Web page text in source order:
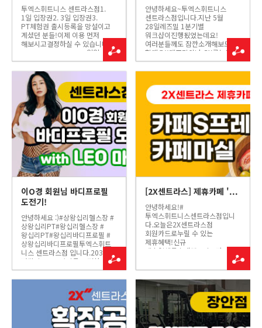
투엑스휘트니스 센트라스점1.
1일 입장권2. 3일 입장권3.
PT체험권 출시등록을 망설이고
계셨던 분들!이제 이용 먼저
해보시고결정하실 수 있습니다!--
----------------------------일일
입장권 (1회 이용권)
센트라스점의 다양한
시설과GX프로그램 모두 이용이
가능합니다!!헬스 / 온탕 / 사우나
/ GX※ 1회 이용권 이용 시운...
안녕하세요~투엑스휘트니스
센트라스​점입니다.지난 5월
28일레즈밀 1분기별
워크샵이진행됬었는데요!
여러분들께도 잠깐소개해보도록
할게요!!레즈밀이나 GX를눈여겨
보고 계셨다면 집중!!뜨거웠던
토요일레즈밀 워크샵
-------------------1교시.
바디밸런스1교시는정적인
분위기의 수업인바디...
이O경 회원님 바디프로필
도전기!
안녕하세요 :)#상왕십리헬스장 #
상왕십리PT#왕십리헬스장 #
왕십리PT#왕십리바디프로필 #
상왕십리바디프로필투엑스휘트
니스 센트라스점 입니다.2030의
버킷리스트로많이들 도전하시는
바디프로필!너무 도전하고
싶지만막상 두렵고 힘든
바디프로필에 도전하신
#2X휘트니스센트라스점40대
주부 이O경 회원님을소개해
드리겠습니다!▶ 바디프로필 사...
[2X센트라스] 제휴카페 '...
안녕하세요!#
투엑스휘트니스센트라스점입니
다.오늘은2X센트라스점
회원카드로누릴 수 있는
제휴혜택!신규
제휴업체를소개해드리고자
마실혜택에 대해 소개해
드리겠습니다 :)---------------------
-----------------------------
카페S프레소 (Salad Cafe)
지하1층 B113호 (굿모닝마트 앞)
[제휴...